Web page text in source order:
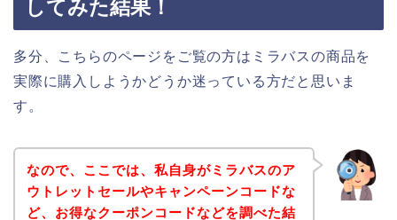
してみた結果！
多分、こちらのページをご覧の方はミラバスの商品を
実際に購入しようかどうか迷っている方だと思いま
す。
なので、ここでは、私自身がミラバスのア
ウトレットセールやキャンペーンコードな
ど、お得なクーポンコードなどを調べた結